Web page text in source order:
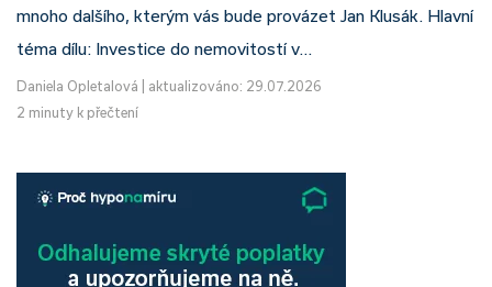
mnoho dalšího, kterým vás bude provázet Jan Klusák. Hlavní
téma dílu: Investice do nemovitostí v…
Daniela Opletalová
aktualizováno: 29.07.2026
2 minuty k přečtení